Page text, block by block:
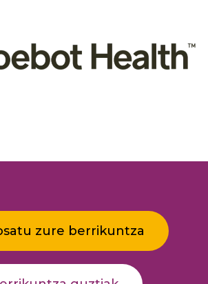
zure berrikuntza